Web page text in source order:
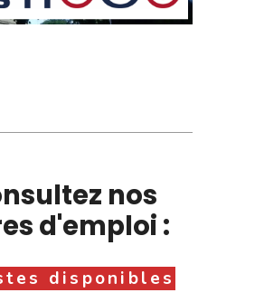
nos
d'emploi :
disponibles